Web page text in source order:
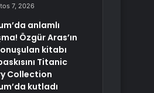
7, 2026
anlamlı
Özgür Aras’ın
kitabı
Titanic
Collection
kutladı